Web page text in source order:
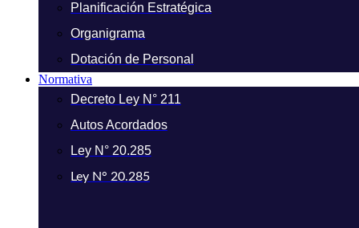
Planificación Estratégica
Organigrama
Dotación de Personal
Normativa
Decreto Ley N° 211
Autos Acordados
Ley N° 20.285
Ley N° 20.285